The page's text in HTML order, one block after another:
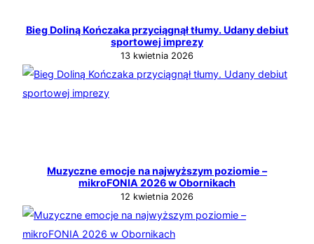
Bieg Doliną Kończaka przyciągnął tłumy. Udany debiut
sportowej imprezy
13 kwietnia 2026
Muzyczne emocje na najwyższym poziomie –
mikroFONIA 2026 w Obornikach
12 kwietnia 2026